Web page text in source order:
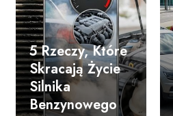
5 Rzeczy, Które
Skracają Życie
Silnika
Benzynowego